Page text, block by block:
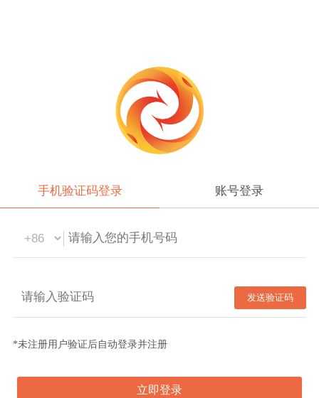
手机验证码登录 账号登录
发送验证码
*未注册用户验证后自动登录并注册
立即登录